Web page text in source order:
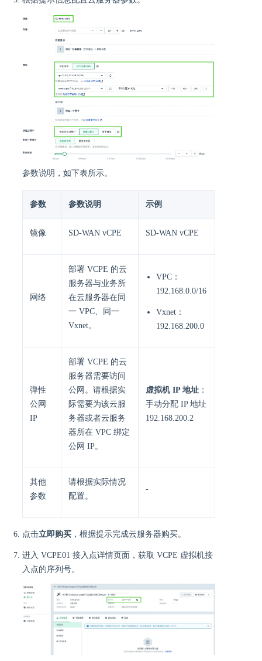
参数说明，如下表所示。
参数 参数说明 示例
镜像 SD-WAN vCPE SD-WAN vCPE
网络
部署 VCPE 的云
服务器与业务所
在云服务器在同
一 VPC、同一
Vxnet。
VPC：
192.168.0.0/16
Vxnet：
192.168.200.0
弹性
公网
IP
部署 VCPE 的云
服务器需要访问
公网。请根据实
际需要为该云服
务器或者云服务
器所在 VPC 绑定
公网 IP。
虚拟机 IP 地址 ：
手动分配 IP 地址
192.168.200.2
其他
参数
请根据实际情况
配置。
-
点击立即购买 ，根据提示完成云服务器购买。
进入 VCPE01 接入点详情页面，获取 VCPE 虚拟机接
入点的序列号。